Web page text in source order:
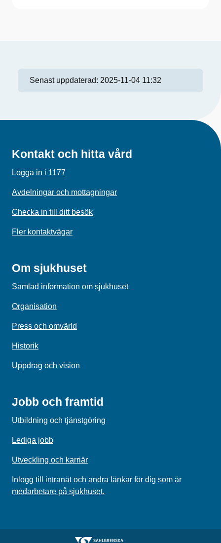
Senast uppdaterad: 2025-11-04 11:32
Kontakt och hitta vård
Logga in i 1177
Avdelningar och mottagningar
Checka in till ditt besök
Fler kontaktvägar
Om sjukhuset
Samlad information om sjukhuset
Organisation
Press och omvärld
Historik
Uppdrag och vision
Jobb och framtid
Utbildning och tjänstgöring
Lediga jobb
Utveckling och karriär
Inlogg till intranät och andra länkar för dig som är
medarbetare på sjukhuset.